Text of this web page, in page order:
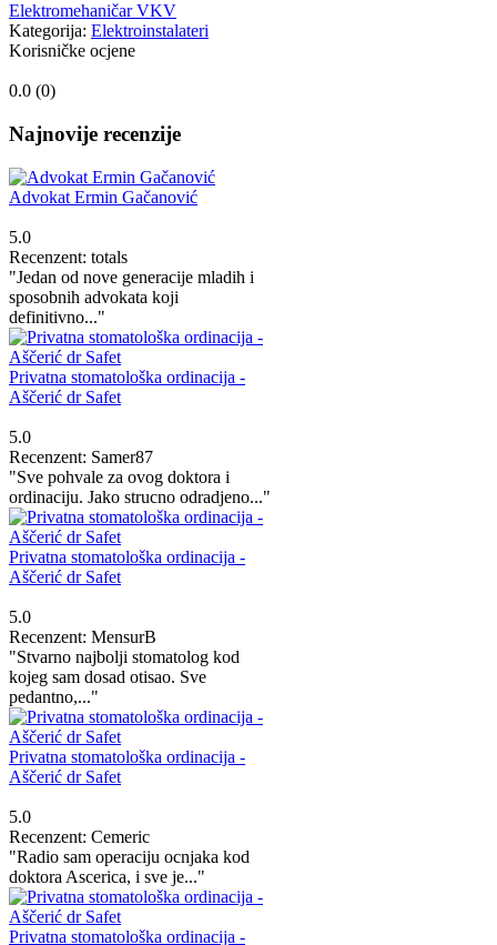
Elektromehaničar VKV
Kategorija: Elektroinstalateri
Korisničke ocjene
0.0 (0)
Najnovije recenzije
Advokat Ermin Gačanović
5.0
Recenzent: totals
"Jedan od nove generacije mladih i
sposobnih advokata koji
definitivno..."
Privatna stomatološka ordinacija -
Aščerić dr Safet
5.0
Recenzent: Samer87
"Sve pohvale za ovog doktora i
ordinaciju. Jako strucno odradjeno..."
Privatna stomatološka ordinacija -
Aščerić dr Safet
5.0
Recenzent: MensurB
"Stvarno najbolji stomatolog kod
kojeg sam dosad otisao. Sve
pedantno,..."
Privatna stomatološka ordinacija -
Aščerić dr Safet
5.0
Recenzent: Cemeric
"Radio sam operaciju ocnjaka kod
doktora Ascerica, i sve je..."
Privatna stomatološka ordinacija -